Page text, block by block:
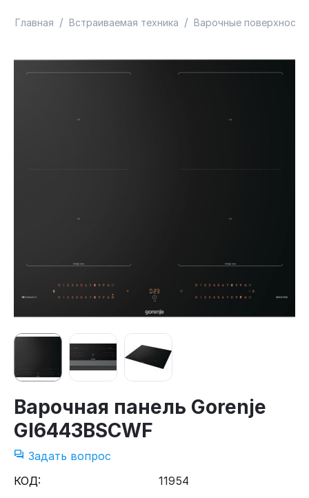
Главная / Встраиваемая техника / Варочные поверхности
Варочная панель Gorenje
GI6443BSCWF
Задать вопрос
КОД:
11954